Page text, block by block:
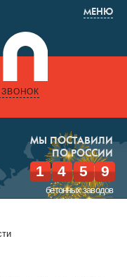
МЕНЮ
ЗВОНОК
МЫ ПОСТАВИЛИ
ПО РОССИИ
1 4 5 9
бетонных заводов